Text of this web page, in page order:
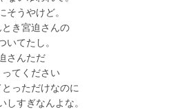
そうやけど。
とき宮迫さんの
いてたし。
さんただ
てください
っただけなのに
しすぎなんよな。